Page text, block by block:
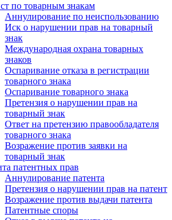
по товарным знакам
Аннулирование по неиспользованию
Иск о нарушении прав на товарный
знак
Международная охрана товарных
знаков
Оспаривание отказа в регистрации
товарного знака
Оспаривание товарного знака
Претензия о нарушении прав на
товарный знак
Ответ на претензию правообладателя
товарного знака
Возражение против заявки на
товарный знак
патентных прав
Аннулирование патента
Претензия о нарушении прав на патент
Возражение против выдачи патента
Патентные споры